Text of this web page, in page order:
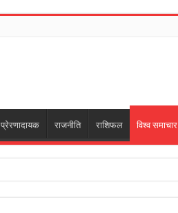
प्रेरणादायक राजनीति राशिफल विश्व समाचार